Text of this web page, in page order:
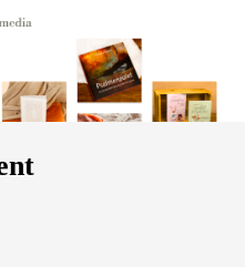
vitaal leven. Bij dit
delige serie 'Vitaal
serie is on demand
daarover zie
programmas/vitaal-